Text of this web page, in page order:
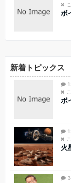
ボ
新着トピックス
1
ボ
1
火